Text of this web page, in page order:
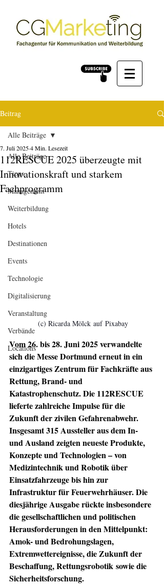
Beitrag
Alle Beiträge
Tipps
Management
Weiterbildung
Hotels
Destinationen
Events
Technologie
Digitalisierung
Veranstaltung
Verbände
Locations
Alle Beiträge
112RESCUE 2025 überzeugte mit
Innovationskraft und starkem
Fachprogramm
7. Juli 20254 Min. Lesezeit
(c) Ricarda Mölck auf Pixabay
Vom 26. bis 28. Juni 2025 verwandelte
sich die Messe Dortmund erneut in ein
einzigartiges Zentrum für Fachkräfte aus
Rettung, Brand- und
Katastrophenschutz. Die 112RESCUE
lieferte zahlreiche Impulse für die
Zukunft der zivilen Gefahrenabwehr.
Insgesamt 315 Aussteller aus dem In-
und Ausland zeigten neueste Produkte,
Konzepte und Technologien – von
Medizintechnik und Robotik über
Einsatzfahrzeuge bis hin zur
Infrastruktur für Feuerwehrhäuser. Die
diesjährige Ausgabe rückte insbesondere
die gesellschaftlichen und politischen
Herausforderungen in den Mittelpunkt:
Amok- und Bedrohungslagen,
Extremwettereignisse, die Zukunft der
Beschaffung, Rettungsrobotik sowie die
Sicherheitsforschung.